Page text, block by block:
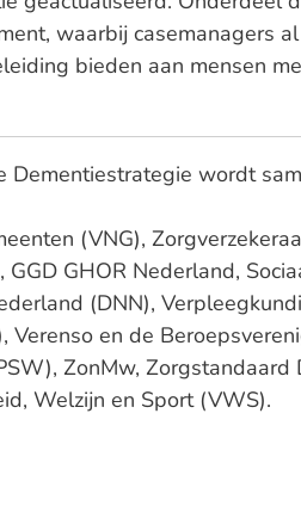
waarbij casemanagers
bieden aan mensen
Dementiestrategie wordt
(VNG),
GHOR Nederland,
(DNN),
Verenso en de
ZonMw, Zorgstandaard
Welzijn en Sport (VWS).